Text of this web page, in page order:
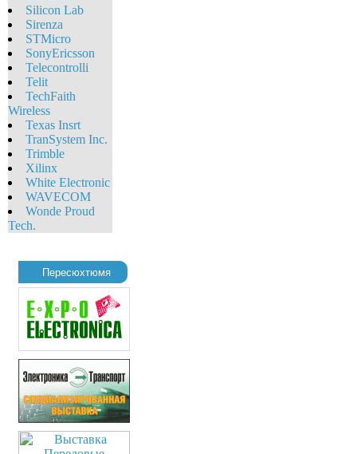
Silicon Lab
Sirenza
STMicro
SonyEricsson
Telecontrolli
Telit
TechFaith
Wireless
Texas Insrt
TranSystem Inc.
Trimble
Xilinx
White Eleсtronic
WAVECOM
Wonde Proud
Tech.
Пересюхтюмя